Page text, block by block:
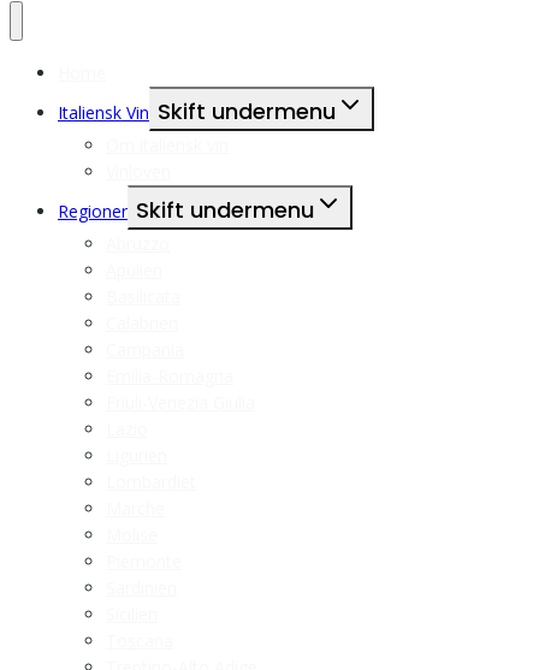
Italiensk Vin Skift undermenu
Regioner Skift undermenu